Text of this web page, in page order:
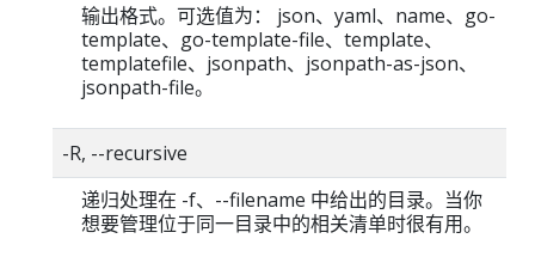
输出格式。可选值为： json、yaml、name、go-
template、go-template-file、template、
templatefile、jsonpath、jsonpath-as-json、
jsonpath-file。
-R, --recursive
递归处理在 -f、--filename 中给出的目录。当你
想要管理位于同一目录中的相关清单时很有用。